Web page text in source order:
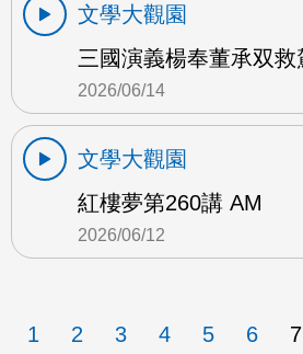
文學大觀園
三國演義楊奉董承双救
2026/06/14
文學大觀園
紅樓夢第260講 AM
2026/06/12
1 2 3 4 5 6 7